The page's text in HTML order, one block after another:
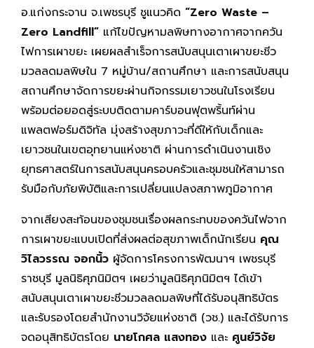
อ.แก่งกระจาน จ.เพชรบุรี ชูแนวคิด “Zero Waste –
Zero Landfill” แก้ไขปัญหามลพิษทางอากาศจากควัน
ไฟการเผาขยะ เผยผลสำเร็จการสนับสนุนเตาเผาขยะชีว
มวลลดมลพิษใน 7 หมู่บ้าน/สถานศึกษา และการสนับสนุน
สถานศึกษาจัดการขยะผ่านกิจกรรมเยาวชนในโรงเรียน
พร้อมต่อยอดสู่ระบบติดตามคาร์บอนฟุตพริ้นท์ผ่าน
แพลตฟอร์มดิจิทัล มุ่งสร้างสุขภาวะที่ดีให้กับเด็กและ
เยาวชนในเขตอุทยานแห่งชาติ ผ่านการดำเนินงานเชิง
ยุทธศาสตร์ในการสนับสนุนครอบครัวและชุมชนให้สามารถ
รับมือกับภัยพิบัติและการเปลี่ยนแปลงสภาพภูมิอากาศ
จากเสียงสะท้อนของชุมชนเรื่องผลกระทบของควันไฟจาก
การเผาขยะแบบเปิดที่ส่งผลต่อสุขภาพเด็กนักเรียน คุณ
วิไลวรรณ จอกนิ้ว ผู้จัดการโครงการพัฒนาฯ เพชรบุรี
ราชบุรี มูลนิธิศุภนิมิตฯ เผยว่ามูลนิธิศุภนิมิตฯ ได้เข้า
สนับสนุนเตาเผาขยะชีวมวลลดมลพิษที่ได้รับอนุสิทธิบัตร
และรับรองโดยสำนักงานวิจัยแห่งชาติ (วช.) และได้รับการ
จดอนุสิทธิบัตรโดย นายโกศล แสงทอง และ ศูนย์วิจัย